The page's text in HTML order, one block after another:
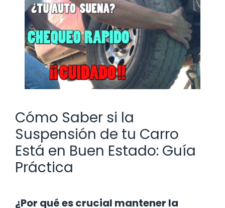
Cómo Saber si la
Suspensión de tu Carro
Está en Buen Estado: Guía
Práctica
¿Por qué es crucial mantener la